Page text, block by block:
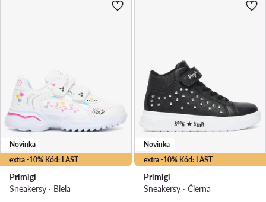
extra -10% Kód: LAST
Novinka
Primigi
Sneakersy · Biela
extra -10% Kód: LAST
Novinka
Primigi
Sneakersy · Čierna